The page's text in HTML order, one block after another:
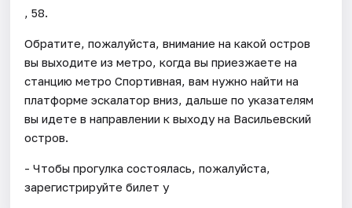
, 58.
Обратите, пожалуйста, внимание на какой остров
вы выходите из метро, когда вы приезжаете на
станцию метро Спортивная, вам нужно найти на
платформе эскалатор вниз, дальше по указателям
вы идете в направлении к выходу на Васильевский
остров.
- Чтобы прогулка состоялась, пожалуйста,
зарегистрируйте билет у